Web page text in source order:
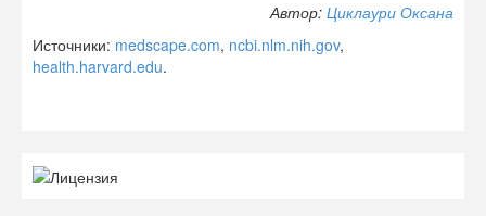
Автор: Циклаури Оксана
Источники: medscape.com, ncbi.nlm.nih.gov,
health.harvard.edu.